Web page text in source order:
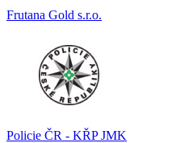
Frutana Gold s.r.o.
Policie ČR - KŘP JMK